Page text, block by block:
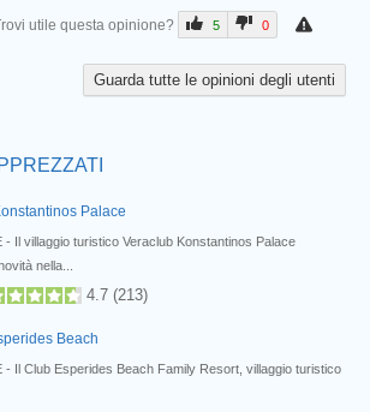
utile questa opinione? 5 0
Guarda tutte le opinioni degli utenti
Palace
- Il villaggio turistico Veraclub Konstantinos Palace
nella...
4.7 (213)
Beach
- Il Club Esperides Beach Family Resort, villaggio turistico